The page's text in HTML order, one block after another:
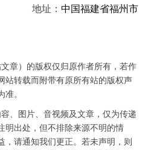
地址： 中国福建省福州市
章）的版权仅归原作者所有，若作
站转载而附带有原所有站的版权声
。
、图片、音视频及文章，仅为传递
明出处，但不排除来源不明的情
，请通知我们更正。若未声明，则